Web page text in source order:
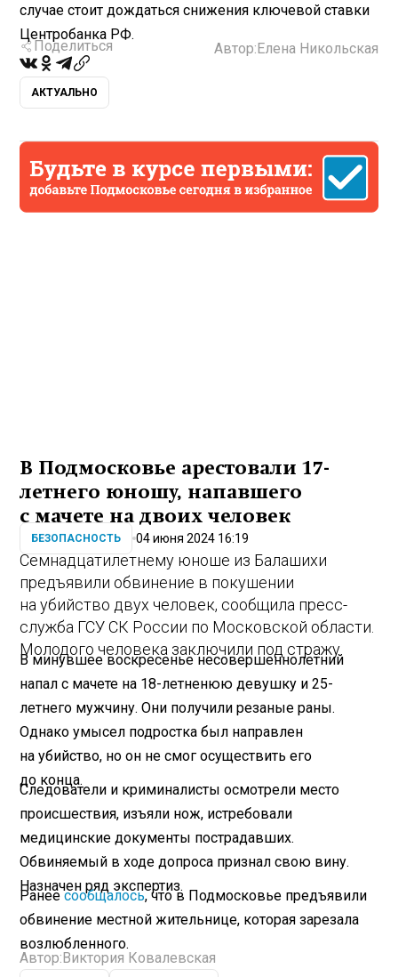
случае стоит дождаться снижения ключевой ставки
Центробанка РФ.
Поделиться Автор: Елена Никольская
АКТУАЛЬНО
В Подмосковье арестовали 17-
летнего юношу, напавшего
с мачете на двоих человек
БЕЗОПАСНОСТЬ 04 июня 2024 16:19
Семнадцатилетнему юноше из Балашихи
предъявили обвинение в покушении
на убийство двух человек, сообщила пресс-
служба ГСУ СК России по Московской области.
Молодого человека заключили под стражу.
В минувшее воскресенье несовершеннолетний
напал с мачете на 18-летненюю девушку и 25-
летнего мужчину. Они получили резаные раны.
Однако умысел подростка был направлен
на убийство, но он не смог осуществить его
до конца.
Следователи и криминалисты осмотрели место
происшествия, изъяли нож, истребовали
медицинские документы пострадавших.
Обвиняемый в ходе допроса признал свою вину.
Назначен ряд экспертиз.
Ранеесообщалось, что в Подмосковье предъявили
обвинение местной жительнице, которая зарезала
возлюбленного.
Автор: Виктория Ковалевская